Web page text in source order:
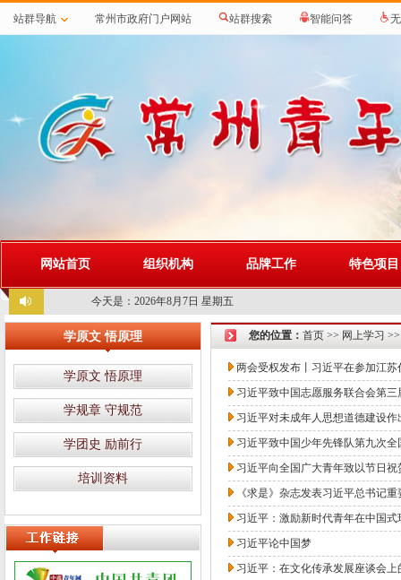
站群导航 常州市政府门户网站 站群搜索 智能问答
网站首页 组织机构 品牌工作 特色项目
今天是： 2026年8月7日 星期五
学原文 悟原理
学原文 悟原理
学规章 守规范
学团史 励前行
培训资料
您的位置： 首页 >> 网上学习
两会受权发布丨习近平在参加江
习近平致中国志愿服务联合会第
习近平对未成年人思想道德建设作
习近平致中国少年先锋队第九次
习近平向全国广大青年致以节日祝
《求是》杂志发表习近平总书记
习近平：激励新时代青年在中国
习近平论中国梦
习近平：在文化传承发展座谈会上